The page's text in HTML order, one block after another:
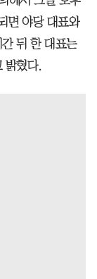
면 야당 대표와
뒤 한 대표는
밝혔다.